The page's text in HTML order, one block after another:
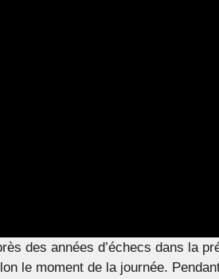
des années d’échecs dans la
le moment de la journée.